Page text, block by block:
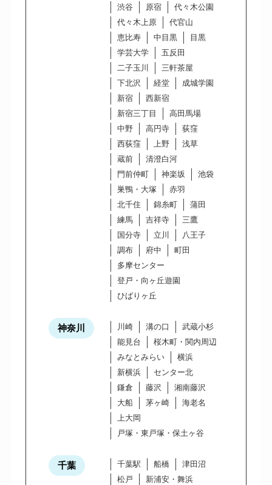
渋谷
原宿
代々木公園
代々木上原
代官山
恵比寿
中目黒
目黒
学芸大学
五反田
二子玉川
三軒茶屋
下北沢
経堂
成城学園
新宿
西新宿
新宿三丁目
高田馬場
中野
高円寺
荻窪
西荻窪
上野
浅草
蔵前
清澄白河
門前仲町
神楽坂
池袋
巣鴨・大塚
赤羽
北千住
錦糸町
蒲田
練馬
吉祥寺
三鷹
国分寺
立川
八王子
調布
府中
町田
多摩センター
登戸・向ヶ丘遊園
ひばりヶ丘
神奈川 川崎 溝の口
武蔵小杉
能見台
桜木町・関内周辺
みなとみらい
横浜
新横浜
センター北
鎌倉
藤沢
湘南藤沢
大船
茅ヶ崎
海老名
上大岡
戸塚・東戸塚・保土ヶ谷
千葉 千葉駅 船橋
津田沼
松戸
新浦安・舞浜